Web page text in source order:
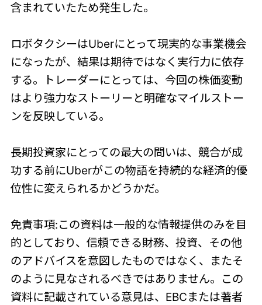
含まれていたため発生した。
ロボタクシーはUberにとって現実的な事業機会
になったが、結果は期待ではなく実行力に依存
する。トレーダーにとっては、今回の株価変動
はより強力なストーリーと明確なマイルストー
ンを反映している。
長期投資家にとっての最大の問いは、競合が成
功する前にUberがこの物語を持続的な経済的優
位性に変えられるかどうかだ。
免責事項:この資料は一般的な情報提供のみを目
的としており、信頼できる財務、投資、その他
のアドバイスを意図したものではなく、またそ
のように見なされるべきではありません。この
資料に記載されている意見は、EBCまたは著者